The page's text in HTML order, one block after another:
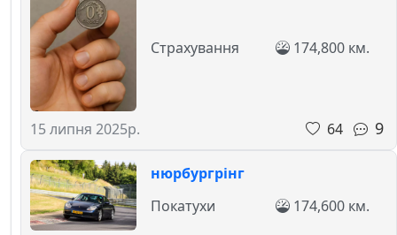
15 липня 2025р.
Страхування 174,800 км.
64 9
нюрбургрінг
Покатухи 174,600 км.